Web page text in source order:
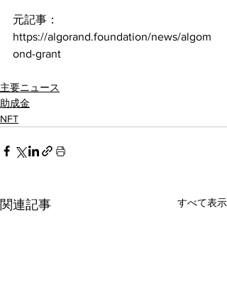
元記事：
https://algorand.foundation/news/algom
ond-grant
主要ニュース
助成金
NFT
関連記事 すべて表示